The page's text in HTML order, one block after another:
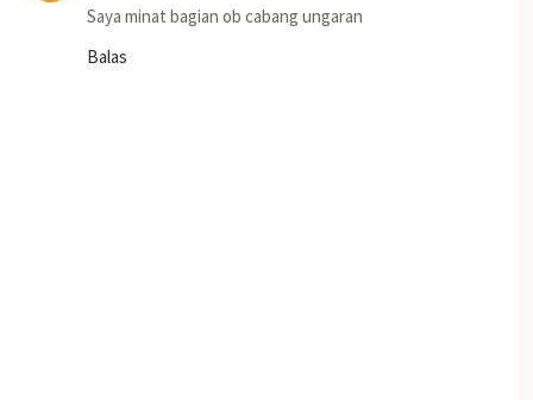
Saya minat bagian ob cabang ungaran
Balas